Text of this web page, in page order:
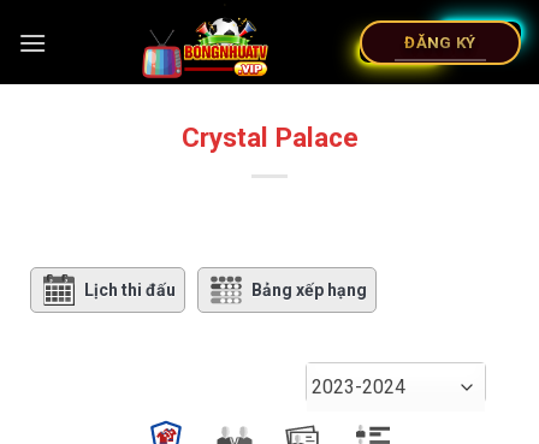
ĐĂNG KÝ
Crystal Palace
Lịch thi đấu Bảng xếp hạng
2023-2024